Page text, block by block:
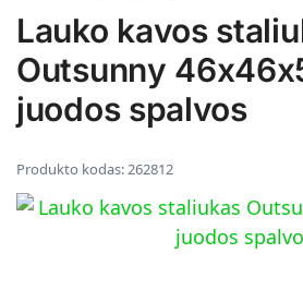
Lauko kavos
Outsunny
juodos spalvos
Produkto kodas:262812